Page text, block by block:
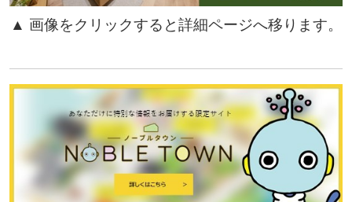
▲ 画像をクリックすると詳細ページへ移ります。